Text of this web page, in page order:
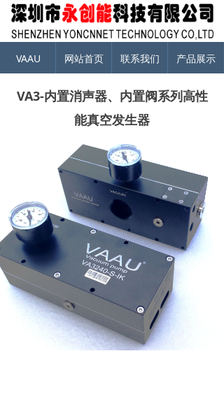
VAAU 网站首页 联系我们 产品展示
VA3-内置消声器、内置阀系列高性
能真空发生器